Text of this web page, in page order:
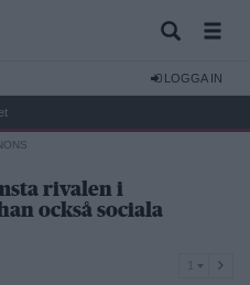
LOGGA IN
rivalen i
också sociala